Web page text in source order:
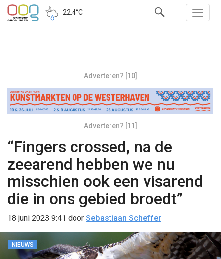
22.4°C
Adverteren? [10]
Adverteren? [11]
“Fingers crossed, na de
zeearend hebben we nu
misschien ook een visarend
die in ons gebied broedt”
18 juni 2023 9:41 door Sebastiaan Scheffer
NIEUWS